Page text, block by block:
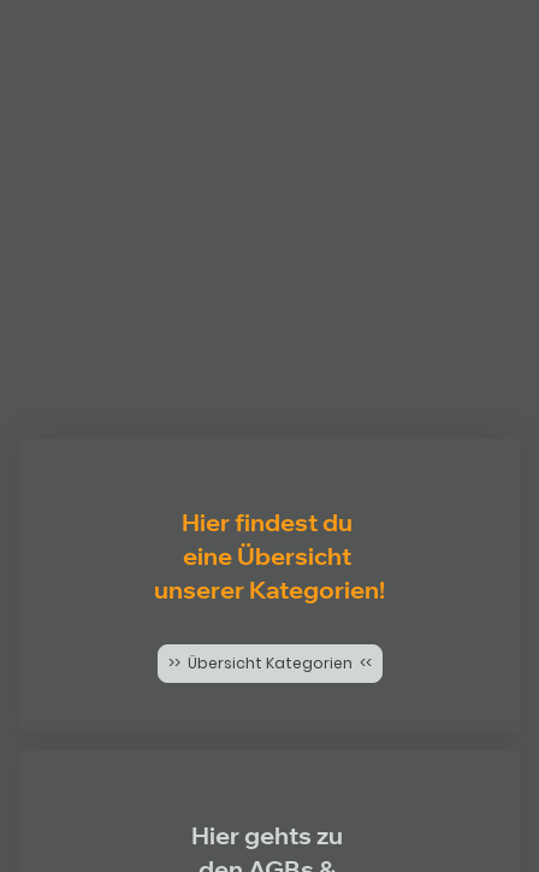
Hier findest du
eine Übersicht
unserer Kategorien!
>> Übersicht Kategorien <<
Hier gehts zu